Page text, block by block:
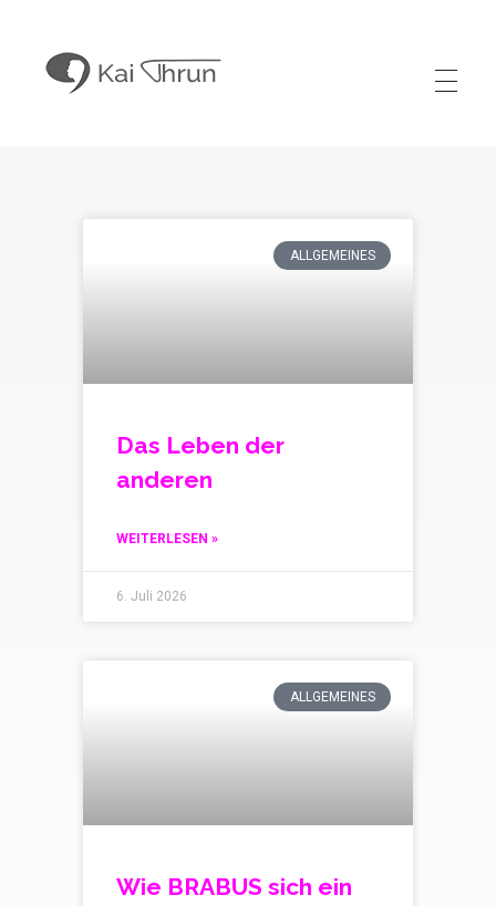
ALLGEMEINES
Das Leben der
anderen
WEITERLESEN »
6. Juli 2026
ALLGEMEINES
Wie BRABUS sich ein